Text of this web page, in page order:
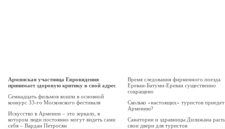
Армянская участница Евровидения
принимает здоровую критику в свой адрес
Семнадцать фильмов вошли в основной
конкурс 33-го Московского фестиваля
Искусство в Армении – это зеркало, в
котором люди постоянно могут видеть сами
себя – Вардан Петросян
Время следования фирменного поезда
Ереван-Батуми-Ереван существенно
сокращено
Сколько «настоящих» туристов
Армению?
Санатории и здравницы Дилижана
свои двери для туристов